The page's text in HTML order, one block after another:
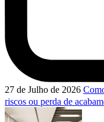
27 de Julho de 2026
riscos ou perda de